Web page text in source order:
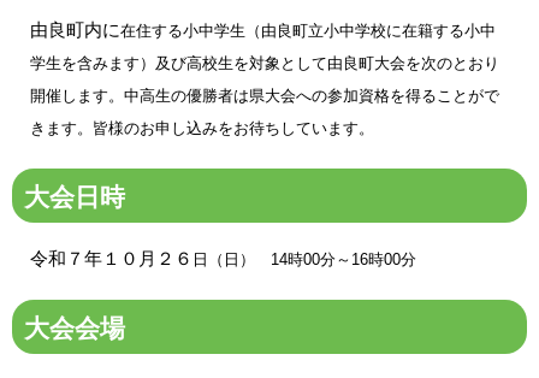
由良町内に在住する小中学生（由良町立小中学校に在籍する小中
学生を含みます）及び高校生を対象として由良町大会を次のとおり
開催します。中高生の優勝者は県大会への参加資格を得ることがで
きます。皆様のお申し込みをお待ちしています。
大会日時
令和７年１０月２６ 日（日） 14時00分～16時00分
大会会場